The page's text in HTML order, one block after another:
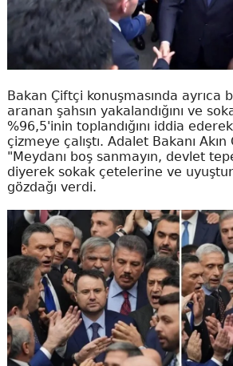
Bakan Çiftçi konuşmasında ayrıca
aranan şahsın yakalandığını ve
%96,5'inin toplandığını iddia
çizmeye çalıştı. Adalet Bakanı
"Meydanı boş sanmayın, devlet
diyerek sokak çetelerine ve
gözdağı verdi.